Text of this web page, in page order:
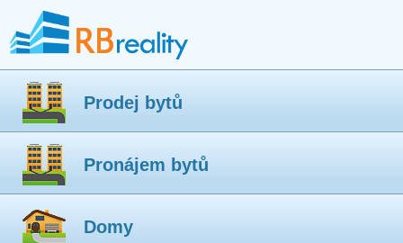
Prodej bytů
Pronájem bytů
Domy